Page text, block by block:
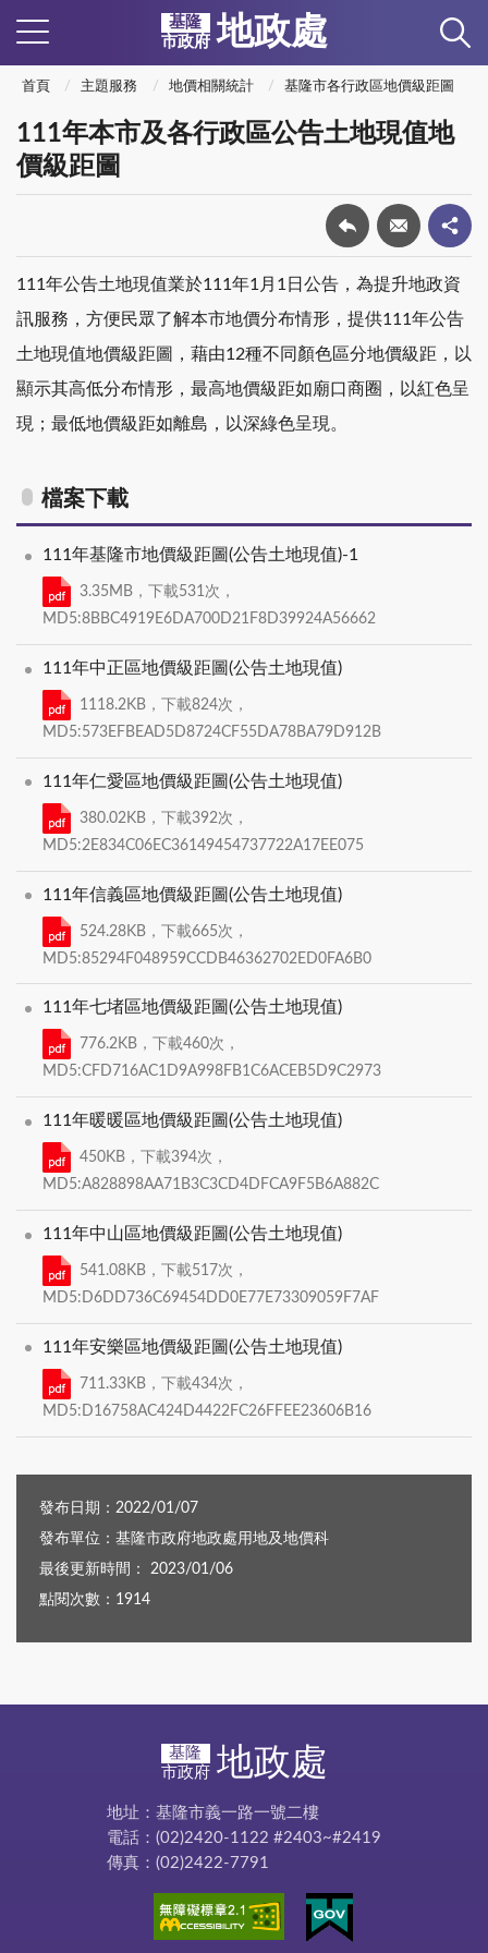
基隆
市政府 地政處
首頁 主題服務 地價相關統計 基隆市各行政區地價級距圖
111年本市及各行政區公告土地現值地
價級距圖
111年公告土地現值業於111年1月1日公告，為提升地政資
訊服務，方便民眾了解本市地價分布情形，提供111年公告
土地現值地價級距圖，藉由12種不同顏色區分地價級距，以
顯示其高低分布情形，最高地價級距如廟口商圈，以紅色呈
現；最低地價級距如離島，以深綠色呈現。
檔案下載
111年基隆市地價級距圖(公告土地現值)-1
3.35MB，下載531次，
MD5:8BBC4919E6DA700D21F8D39924A56662
111年中正區地價級距圖(公告土地現值)
1118.2KB，下載824次，
MD5:573EFBEAD5D8724CF55DA78BA79D912B
111年仁愛區地價級距圖(公告土地現值)
380.02KB，下載392次，
MD5:2E834C06EC36149454737722A17EE075
111年信義區地價級距圖(公告土地現值)
524.28KB，下載665次，
MD5:85294F048959CCDB46362702ED0FA6B0
111年七堵區地價級距圖(公告土地現值)
776.2KB，下載460次，
MD5:CFD716AC1D9A998FB1C6ACEB5D9C2973
111年暖暖區地價級距圖(公告土地現值)
450KB，下載394次，
MD5:A828898AA71B3C3CD4DFCA9F5B6A882C
111年中山區地價級距圖(公告土地現值)
541.08KB，下載517次，
MD5:D6DD736C69454DD0E77E73309059F7AF
111年安樂區地價級距圖(公告土地現值)
711.33KB，下載434次，
MD5:D16758AC424D4422FC26FFEE23606B16
發布日期：2022/01/07
發布單位：基隆市政府地政處用地及地價科
最後更新時間： 2023/01/06
點閱次數：1914
基隆
市政府 地政處
地址：基隆市義一路一號二樓
電話：(02)2420-1122 #2403~#2419
傳真：(02)2422-7791